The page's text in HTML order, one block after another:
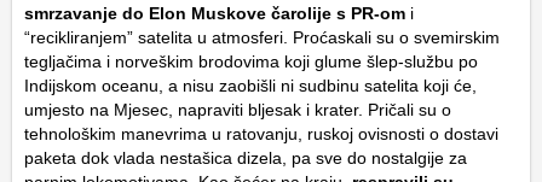
smrzavanje do Elon Muskove čarolije s PR-om i
“recikliranjem” satelita u atmosferi. Proćaskali su o svemirskim
tegljačima i norveškim brodovima koji glume šlep-službu po
Indijskom oceanu, a nisu zaobišli ni sudbinu satelita koji će,
umjesto na Mjesec, napraviti bljesak i krater. Pričali su o
tehnološkim manevrima u ratovanju, ruskoj ovisnosti o dostavi
paketa dok vlada nestašica dizela, pa sve do nostalgije za